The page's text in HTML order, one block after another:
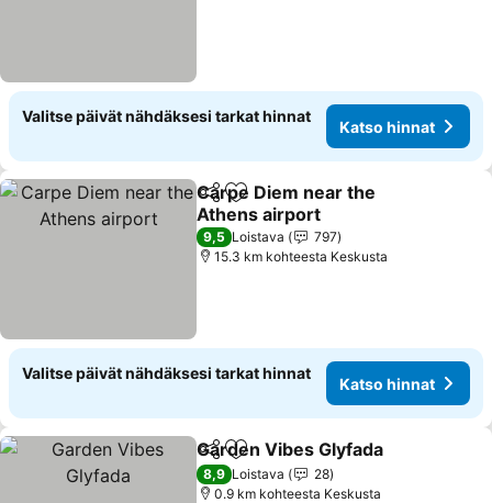
Valitse päivät nähdäksesi tarkat hinnat
Katso hinnat
Jaa Lisää suosikkeihin
Carpe Diem near the
Athens airport
9,5 Loistava
797
15.3 km kohteesta Keskusta
Valitse päivät nähdäksesi tarkat hinnat
Katso hinnat
Jaa Lisää suosikkeihin
Garden Vibes Glyfada
8,9 Loistava
28
0.9 km kohteesta Keskusta